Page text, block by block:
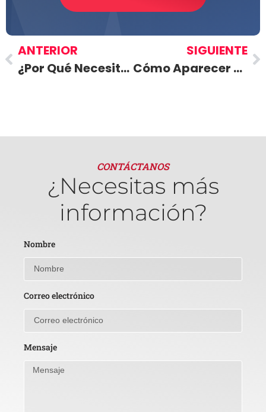
ANTERIOR
¿Por Qué Necesitas Una Web Aunque Tengas Redes Sociales?
SIGUIENTE
Cómo Aparecer El Primero En Google Maps Y Conseguir Más Clientes Con Tu Negocio Local
¿Necesitas más
información?
CONTÁCTANOS
Nombre
Correo electrónico
Mensaje